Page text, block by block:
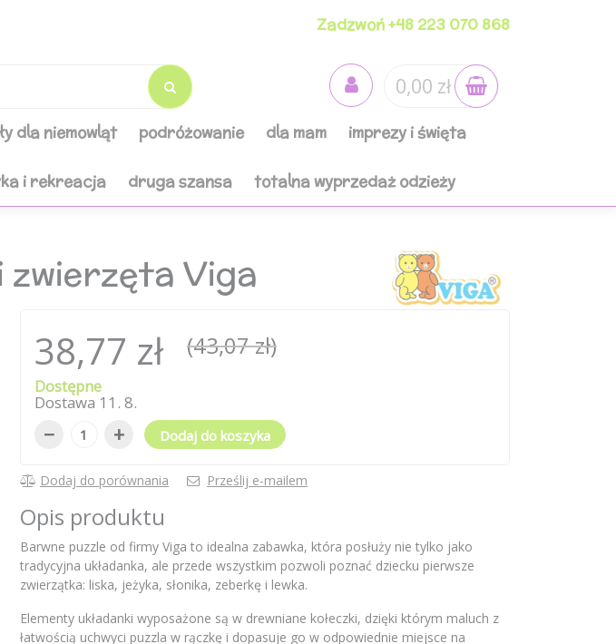
Zadzwoń +48 223 070 868
0,00 zł
dla niemowląt podróżowanie dla mam imprezy i święta
i rekreacja druga szansa totalna wyprzedaż odzieży
zwierzęta Viga
38,77 zł (43,07 zł)
Dostępne
Dostawa 11 . 8.
− + Dodaj do koszyka
Dodaj do porównania Prześlij e-mailem
Opis produktu
Barwne puzzle od firmy Viga to idealna zabawka, która posłuży nie tylko jako
tradycyjna układanka, ale przede wszystkim pozwoli poznać dziecku pierwsze
zwierzątka: liska, jeżyka, słonika, zeberkę i lewka.
Elementy układanki wyposażone są w drewniane kołeczki, dzięki którym maluch z
łatwością uchwyci puzzla w rączkę i dopasuje go w odpowiednie miejsce na